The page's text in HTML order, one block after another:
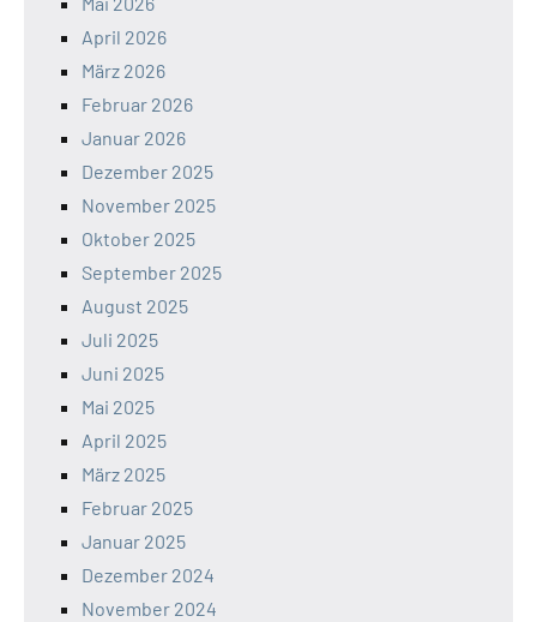
April 2026
März 2026
Februar 2026
Januar 2026
Dezember 2025
November 2025
Oktober 2025
September 2025
August 2025
Juli 2025
Juni 2025
Mai 2025
April 2025
März 2025
Februar 2025
Januar 2025
Dezember 2024
November 2024